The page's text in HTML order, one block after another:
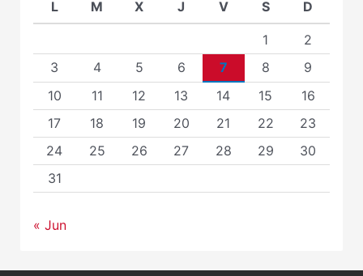
L M X J V S D
1
2
3
4 5 6 7 8
9
10
11 12 13 14 15
16
17
18 19 20 21 22
23
24
25 26 27 28 29
30
31
« Jun